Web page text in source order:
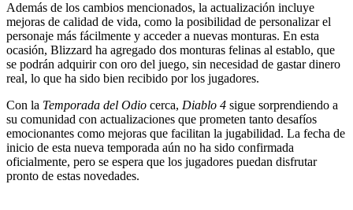
Además de los cambios mencionados, la actualización incluye
mejoras de calidad de vida, como la posibilidad de personalizar el
personaje más fácilmente y acceder a nuevas monturas. En esta
ocasión, Blizzard ha agregado dos monturas felinas al establo, que
se podrán adquirir con oro del juego, sin necesidad de gastar dinero
real, lo que ha sido bien recibido por los jugadores.
Con la Temporada del Odio cerca, Diablo 4 sigue sorprendiendo a
su comunidad con actualizaciones que prometen tanto desafíos
emocionantes como mejoras que facilitan la jugabilidad. La fecha de
inicio de esta nueva temporada aún no ha sido confirmada
oficialmente, pero se espera que los jugadores puedan disfrutar
pronto de estas novedades.